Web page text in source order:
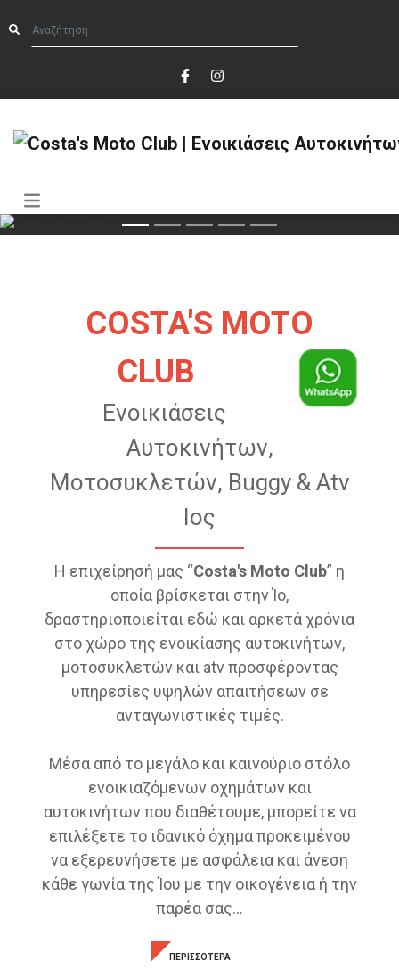
COSTA'S MOTO
CLUB
Ενοικιάσεις
Αυτοκινήτων,
Μοτοσυκλετών, Buggy & Atv
Ιος
Η επιχείρησή μας “Costa's Moto Club” η
οποία βρίσκεται στην Ίο,
δραστηριοποιείται εδώ και αρκετά χρόνια
στο χώρο της ενοικίασης αυτοκινήτων,
μοτοσυκλετών και atv προσφέροντας
υπηρεσίες υψηλών απαιτήσεων σε
ανταγωνιστικές τιμές.
Μέσα από το μεγάλο και καινούριο στόλο
ενοικιαζόμενων οχημάτων και
αυτοκινήτων που διαθέτουμε, μπορείτε να
επιλέξετε το ιδανικό όχημα προκειμένου
να εξερευνήσετε με ασφάλεια και άνεση
κάθε γωνία της Ίου με την οικογένεια ή την
παρέα σας...
ΠΕΡΙΣΣΟΤΕΡΑ